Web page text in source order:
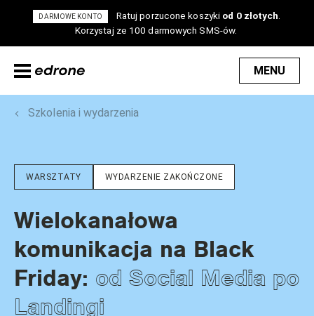
DARMOWE KONTO Ratuj porzucone koszyki od 0 złotych
Korzystaj ze 100 darmowych SMS-ów.
MENU
Szkolenia i wydarzenia
WARSZTATY WYDARZENIE ZAKOŃCZONE
Wielokanałowa
komunikacja na Black
Friday: od Social Media po
Landingi